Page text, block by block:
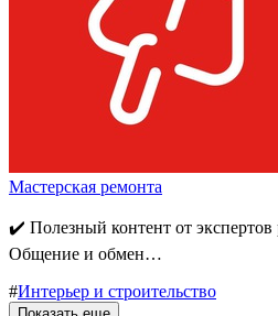
Мастерская ремонта
✔️ Полезный контент от
Общение и обмен…
#Интерьер и строительство